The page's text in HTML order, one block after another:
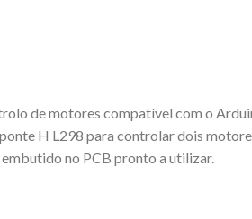
de motores compatível com o
H L298 para controlar dois
no PCB pronto a utilizar.